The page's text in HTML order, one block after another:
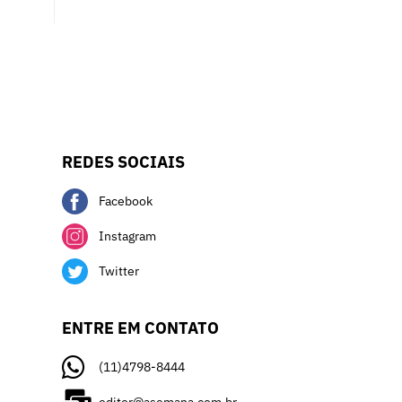
REDES SOCIAIS
Facebook
Instagram
Twitter
ENTRE EM CONTATO
(11)4798-8444